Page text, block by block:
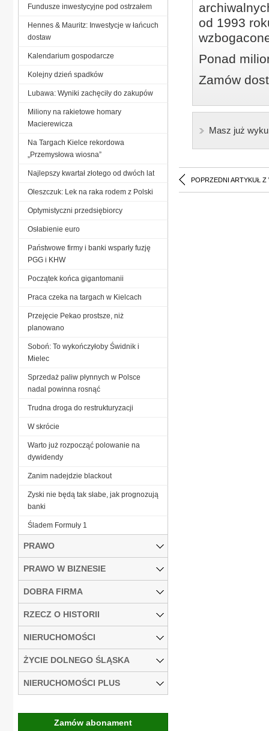
od 1993
Ponad
Zamów
Masz już
POPRZEDNI ARTYKUŁ Z
Fundusze inwestycyjne pod ostrzałem
Hennes & Mauritz: Inwestycje w łańcuch
dostaw
Kalendarium gospodarcze
Kolejny dzień spadków
Lubawa: Wyniki zachęciły do zakupów
Miliony na rakietowe homary
Macierewicza
Na Targach Kielce rekordowa
„Przemysłowa wiosna”
Najlepszy kwartał złotego od dwóch lat
Oleszczuk: Lek na raka rodem z Polski
Optymistyczni przedsiębiorcy
Osłabienie euro
Państwowe firmy i banki wsparły fuzję
PGG i KHW
Początek końca gigantomanii
Praca czeka na targach w Kielcach
Przejęcie Pekao prostsze, niż
planowano
Soboń: To wykończyłoby Świdnik i
Mielec
Sprzedaż paliw płynnych w Polsce
nadal powinna rosnąć
Trudna droga do restrukturyzacji
W skrócie
Warto już rozpocząć polowanie na
dywidendy
Zanim nadejdzie blackout
Zyski nie będą tak słabe, jak prognozują
banki
Śladem Formuły 1
PRAWO
PRAWO W BIZNESIE
DOBRA FIRMA
RZECZ O HISTORII
NIERUCHOMOŚCI
ŻYCIE DOLNEGO ŚLĄSKA
NIERUCHOMOŚCI PLUS
Zamów abonament